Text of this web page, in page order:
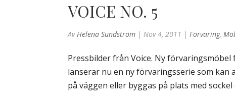
VOICE NO. 5
AvHelena Sundström |Nov 4, 2011 |Förvaring,
Pressbilder från Voice. Ny förvaringsmöbel
lanserar nu en ny förvaringsserie som kan
på väggen eller byggas på plats med sockel